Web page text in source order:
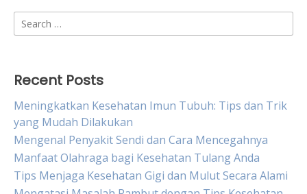
Search
for:
Recent Posts
Meningkatkan Kesehatan Imun Tubuh: Tips dan Trik
yang Mudah Dilakukan
Mengenal Penyakit Sendi dan Cara Mencegahnya
Manfaat Olahraga bagi Kesehatan Tulang Anda
Tips Menjaga Kesehatan Gigi dan Mulut Secara Alami